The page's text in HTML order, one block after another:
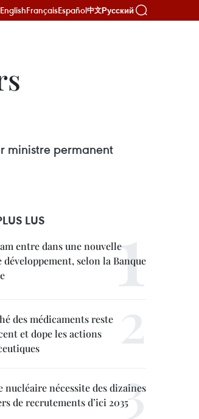
EnglishFrançaisEspañol中文Русский
ministre permanent
LUS
entre dans une nouvelle
développement, selon la Banque
des médicaments reste
et dope les actions
nucléaire nécessite des dizaines
de recrutements d’ici 2035